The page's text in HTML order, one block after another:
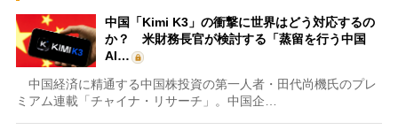
中国「Kimi K3」の衝撃に世界はどう対応するの
か？ 米財務長官が検討する「蒸留を行う中国
AI…
中国経済に精通する中国株投資の第一人者・田代尚機氏のプレ
ミアム連載「チャイナ・リサーチ」。中国企…